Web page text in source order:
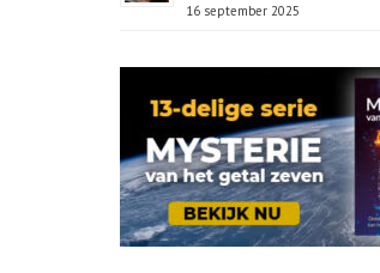
16 september 2025